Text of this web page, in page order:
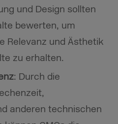
und Design sollten
bewerten, um
Relevanz und Ästhetik
zu erhalten.
: Durch die
anderen technischen